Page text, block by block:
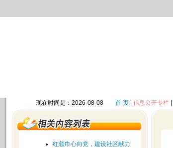
现在时间是：2026-08-08 首 页| 信息公开专栏|
红领巾心向党，建设社区献力